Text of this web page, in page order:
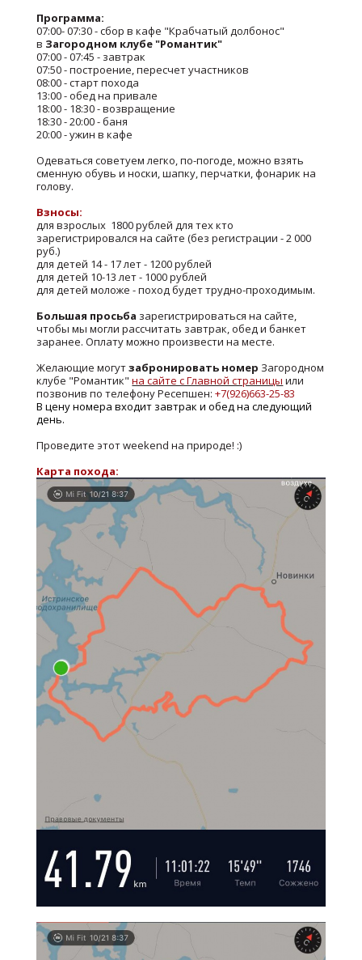
Программа:
07:00- 07:30 - сбор в кафе "Крабчатый долбонос"
в Загородном клубе "Романтик"
07:00 - 07:45 - завтрак
07:50 - построение, пересчет участников
08:00 - старт похода
13:00 - обед на привале
18:00 - 18:30 - возвращение
18:30 - 20:00 - баня
20:00 - ужин в кафе
Одеваться советуем легко, по-погоде, можно взять
сменную обувь и носки, шапку, перчатки, фонарик на
голову.
Взносы:
для взрослых 1800 рублей для тех кто
зарегистрировался на сайте (без регистрации - 2 000
руб.)
для детей 14 - 17 лет - 1200 рублей
для детей 10-13 лет - 1000 рублей
для детей моложе - поход будет трудно-проходимым.
Большая просьба зарегистрироваться на сайте,
чтобы мы могли рассчитать завтрак, обед и банкет
заранее. Оплату можно произвести на месте.
Желающие могутзабронировать номер Загородном
клубе "Романтик"на сайте с Главной страницы или
позвонив по телефону Ресепшен:+7(926)663-25-83
В цену номера входит завтрак и обед на следующий
день.
Проведите этот weekend на природе! :)
Карта похода: